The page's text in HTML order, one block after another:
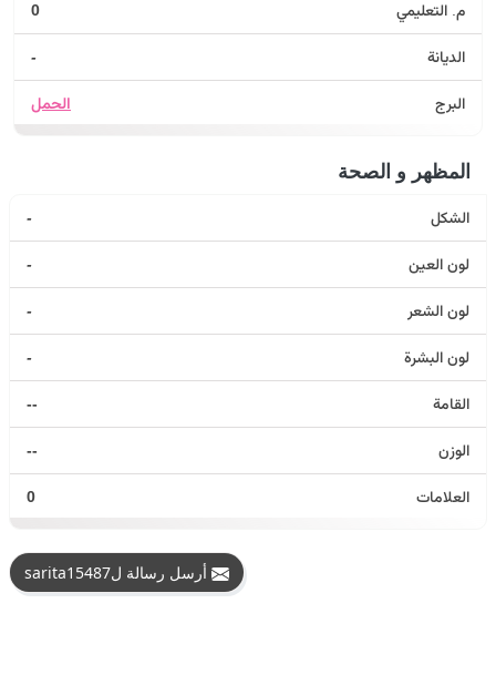
م. التعليمي 0
الديانة -
البرج الحمل
المظهر و الصحة
الشكل -
لون العين -
لون الشعر -
لون البشرة -
القامة --
الوزن --
العلامات 0
أرسل رسالة لsarita15487